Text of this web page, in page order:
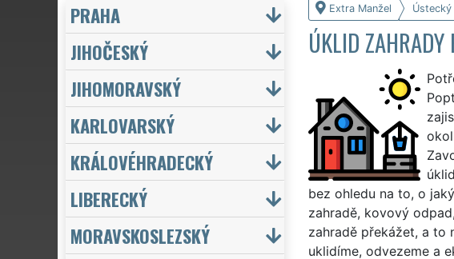
Extra Manžel Ústecký
ÚKLID ZAHRADY
bez ohledu na to, o
zahradě, kovový
zahradě překážet, a to
uklidíme, odvezeme a
PRAHA
JIHOČESKÝ
JIHOMORAVSKÝ
KARLOVARSKÝ
KRÁLOVÉHRADECKÝ
LIBERECKÝ
MORAVSKOSLEZSKÝ